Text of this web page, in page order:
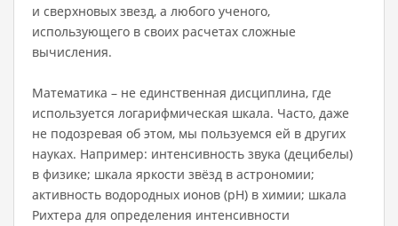
и сверхновых звезд, а любого ученого,
использующего в своих расчетах сложные
вычисления.
Математика – не единственная дисциплина, где
используется логарифмическая шкала. Часто, даже
не подозревая об этом, мы пользуемся ей в других
науках. Например: интенсивность звука (децибелы)
в физике; шкала яркости звёзд в астрономии;
активность водородных ионов (pH) в химии; шкала
Рихтера для определения интенсивности